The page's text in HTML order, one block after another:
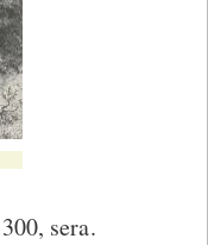
sera.